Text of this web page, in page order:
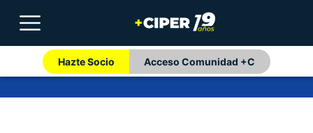
Hazte Socio Acceso Comunidad +C